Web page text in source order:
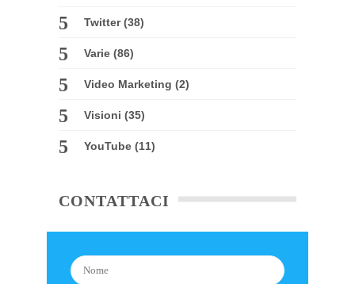
Twitter(38)
Varie (86)
Video Marketing (2)
Visioni (35)
YouTube (11)
CONTATTACI